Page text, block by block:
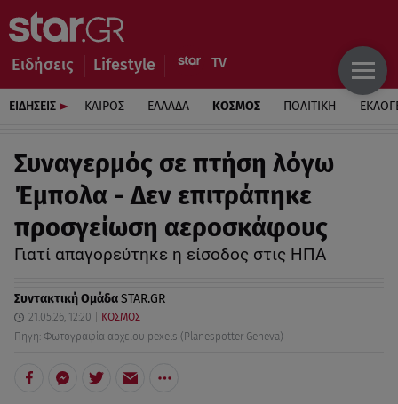
Ειδήσεις Lifestyle
ΕΙΔΗΣΕΙΣ ΚΑΙΡΟΣ ΕΛΛΑΔΑ ΚΟΣΜΟΣ ΠΟΛΙΤΙΚΗ
Συναγερμός σε πτήση λόγω
Έμπολα - Δεν επιτράπηκε
προσγείωση αεροσκάφους
Γιατί απαγορεύτηκε η είσοδος στις ΗΠΑ
Συντακτική ΟμάδαSTAR.GR
21.05.26, 12:20
ΚΟΣΜΟΣ
Πηγή: Φωτογραφία αρχείου pexels (Planespotter Geneva)